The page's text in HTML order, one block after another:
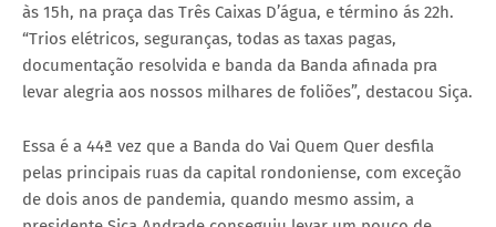
às 15h, na praça das Três Caixas D’água, e término ás 22h.
“Trios elétricos, seguranças, todas as taxas pagas,
documentação resolvida e banda da Banda afinada pra
levar alegria aos nossos milhares de foliões”, destacou Siça.
Essa é a 44ª vez que a Banda do Vai Quem Quer desfila
pelas principais ruas da capital rondoniense, com exceção
de dois anos de pandemia, quando mesmo assim, a